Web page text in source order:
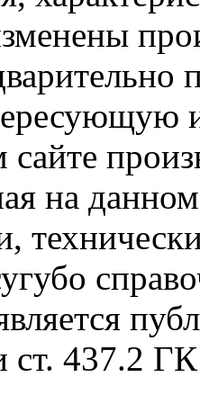
на
cт. 437.2